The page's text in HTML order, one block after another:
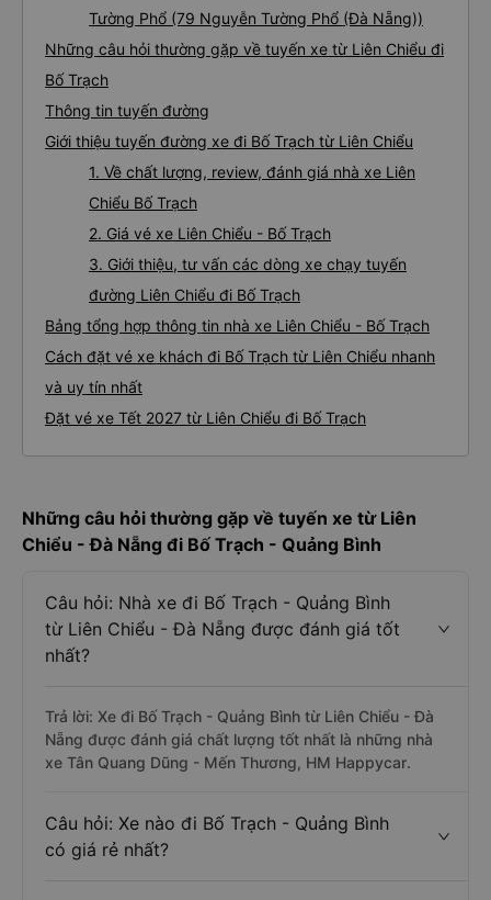
Tường Phổ (79 Nguyễn Tường Phổ (Đà Nẵng))
Những câu hỏi thường gặp về tuyến xe từ Liên Chiểu đi
Bố Trạch
Thông tin tuyến đường
Giới thiệu tuyến đường xe đi Bố Trạch từ Liên Chiểu
1. Về chất lượng, review, đánh giá nhà xe Liên
Chiểu Bố Trạch
2. Giá vé xe Liên Chiểu - Bố Trạch
3. Giới thiệu, tư vấn các dòng xe chạy tuyến
đường Liên Chiểu đi Bố Trạch
Bảng tổng hợp thông tin nhà xe Liên Chiểu - Bố Trạch
Cách đặt vé xe khách đi Bố Trạch từ Liên Chiểu nhanh
và uy tín nhất
Đặt vé xe Tết 2027 từ Liên Chiểu đi Bố Trạch
Những câu hỏi thường gặp về tuyến xe từ Liên
Chiểu - Đà Nẵng đi Bố Trạch - Quảng Bình
Câu hỏi: Nhà xe đi Bố Trạch - Quảng Bình
từ Liên Chiểu - Đà Nẵng được đánh giá tốt
nhất?
Trả lời: Xe đi Bố Trạch - Quảng Bình từ Liên Chiểu - Đà
Nẵng được đánh giá chất lượng tốt nhất là những nhà
xe Tân Quang Dũng - Mến Thương, HM Happycar.
Câu hỏi: Xe nào đi Bố Trạch - Quảng Bình
có giá rẻ nhất?